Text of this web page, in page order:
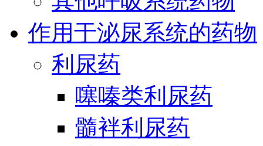
作用于泌尿系统的药物
利尿药
噻嗪类利尿药
髓袢利尿药